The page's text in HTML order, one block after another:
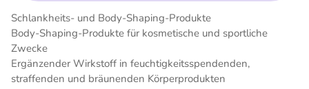
Schlankheits- und Body-Shaping-Produkte
Body-Shaping-Produkte für kosmetische und sportliche
Zwecke
Ergänzender Wirkstoff in feuchtigkeitsspendenden,
straffenden und bräunenden Körperprodukten